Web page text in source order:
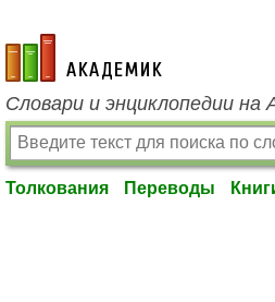
academic.ru
Словари и энциклопедии на
Толкования Переводы